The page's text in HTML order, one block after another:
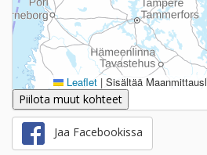
Leaflet | Sisältää
Piilota muut kohteet
Jaa Facebookissa